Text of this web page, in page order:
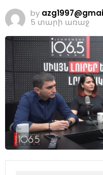
by
5 տարի առաջ